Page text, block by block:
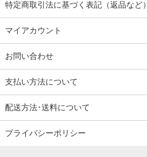
特定商取引法に基づく表記（返品など）
マイアカウント
お問い合わせ
支払い方法について
配送方法･送料について
プライバシーポリシー